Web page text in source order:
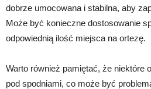
dobrze umocowana i stabilna, aby
Może być konieczne dostosowanie
odpowiednią ilość miejsca na ortezę.
Warto również pamiętać, że niektóre
pod spodniami, co może być